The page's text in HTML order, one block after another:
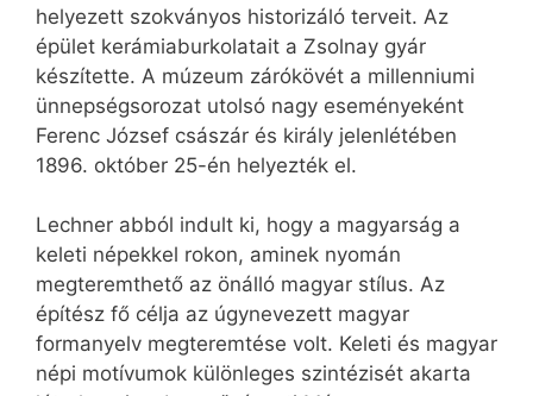
helyezett szokványos historizáló terveit. Az
épület kerámiaburkolatait a Zsolnay gyár
készítette. A múzeum zárókövét a millenniumi
ünnepségsorozat utolsó nagy eseményeként
Ferenc József császár és király jelenlétében
1896. október 25-én helyezték el.
Lechner abból indult ki, hogy a magyarság a
keleti népekkel rokon, aminek nyomán
megteremthető az önálló magyar stílus. Az
építész fő célja az úgynevezett magyar
formanyelv megteremtése volt. Keleti és magyar
népi motívumok különleges szintézisét akarta